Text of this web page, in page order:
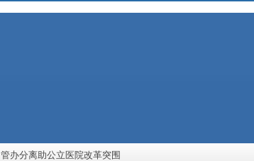
管办分离助公立医院改革突围